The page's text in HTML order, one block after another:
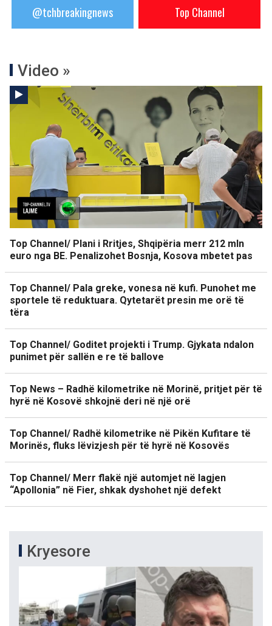
@tchbreakingnews Top Channel
Video »
Top Channel/ Plani i Rritjes, Shqipëria merr 212 mln
euro nga BE. Penalizohet Bosnja, Kosova mbetet pas
Top Channel/ Pala greke, vonesa në kufi. Punohet me
sportele të reduktuara. Qytetarët presin me orë të
tëra
Top Channel/ Goditet projekti i Trump. Gjykata ndalon
punimet për sallën e re të ballove
Top News – Radhë kilometrike në Morinë, pritjet për të
hyrë në Kosovë shkojnë deri në një orë
Top Channel/ Radhë kilometrike në Pikën Kufitare të
Morinës, fluks lëvizjesh për të hyrë në Kosovës
Top Channel/ Merr flakë një automjet në lagjen
“Apollonia” në Fier, shkak dyshohet një defekt
Kryesore